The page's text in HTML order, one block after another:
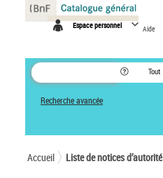
Espace personnel Aide
Tout
Recherche avancée
Accueil Liste de notices d’autorité
Panneau de gestion des cookies